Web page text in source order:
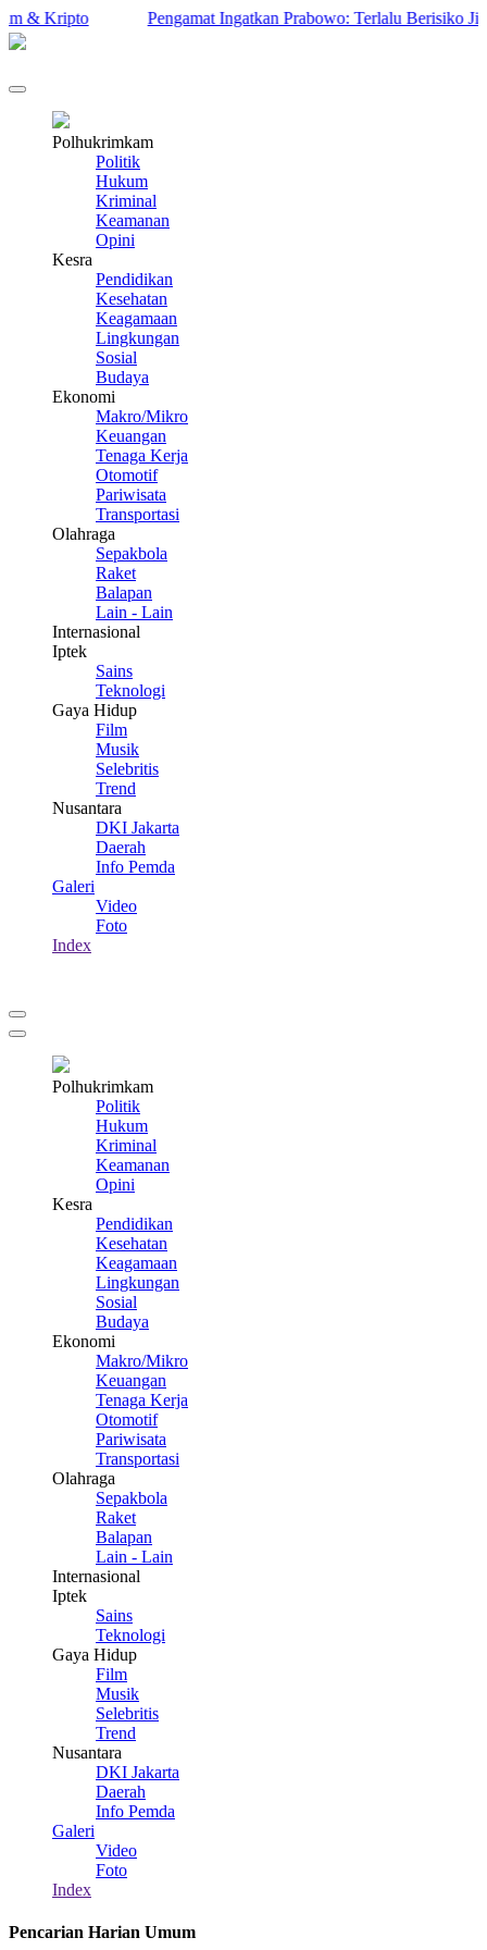
Kripto Pengamat Ingatkan Prabowo: Terlalu Berisiko Jika
Polhukrimkam
Politik
Hukum
Kriminal
Keamanan
Opini
Kesra
Pendidikan
Kesehatan
Keagamaan
Lingkungan
Sosial
Budaya
Ekonomi
Makro/Mikro
Keuangan
Tenaga Kerja
Otomotif
Pariwisata
Transportasi
Olahraga
Sepakbola
Raket
Balapan
Lain - Lain
Internasional
Iptek
Sains
Teknologi
Gaya Hidup
Film
Musik
Selebritis
Trend
Nusantara
DKI Jakarta
Daerah
Info Pemda
Galeri
Video
Foto
Index
Polhukrimkam
Politik
Hukum
Kriminal
Keamanan
Opini
Kesra
Pendidikan
Kesehatan
Keagamaan
Lingkungan
Sosial
Budaya
Ekonomi
Makro/Mikro
Keuangan
Tenaga Kerja
Otomotif
Pariwisata
Transportasi
Olahraga
Sepakbola
Raket
Balapan
Lain - Lain
Internasional
Iptek
Sains
Teknologi
Gaya Hidup
Film
Musik
Selebritis
Trend
Nusantara
DKI Jakarta
Daerah
Info Pemda
Galeri
Video
Foto
Index
Pencarian Harian Umum